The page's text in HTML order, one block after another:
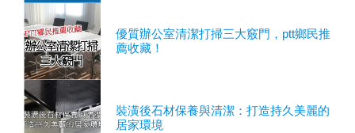
優質辦公室清潔打掃三大竅門，ptt鄉民推
薦收藏！
裝潢後石材保養與清潔：打造持久美麗的
居家環境